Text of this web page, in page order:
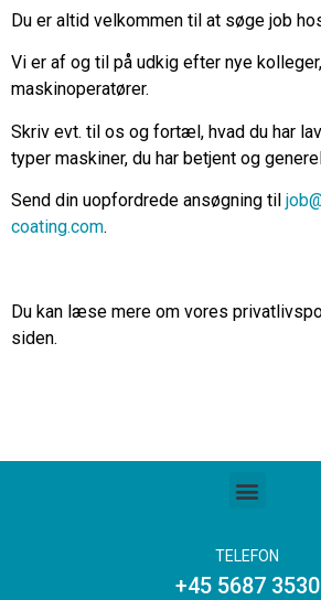
Du er altid velkommen til at søge job
Vi er af og til på udkig efter nye
maskinoperatører.
Skriv evt. til os og fortæl, hvad du har
typer maskiner, du har betjent og
Send din uopfordrede ansøgning til
coating.com.
Du kan læse mere om vores
siden.
TELEFON
+45 5687 3530